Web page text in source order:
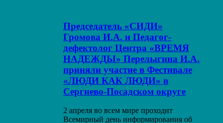
Председатель «СИДИ»
Громова И.А. и Педагог-
дефектолог Центра «ВРЕМЯ
НАДЕЖДЫ» Перелыгина И.А.
приняли участие в Фестивале
«ЛЮДИ КАК ЛЮДИ» в
Сергиево-Посадском округе
2 апреля во всем мире проходит
Всемирный день информирования об